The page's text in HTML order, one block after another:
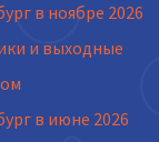
в ноябре 2026
и выходные
в июне 2026